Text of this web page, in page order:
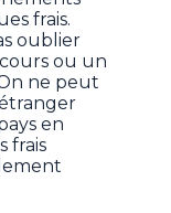
frais.
oublier
ou un
ne peut
en
frais